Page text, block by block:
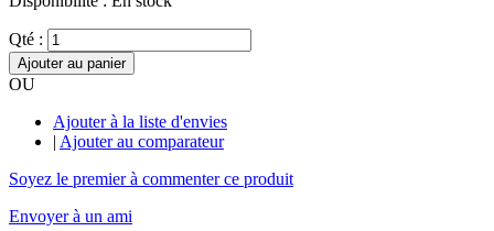
Qté :
Ajouter au panier
OU
Ajouter à la liste d'envies
| Ajouter au comparateur
Soyez le premier à commenter ce produit
Envoyer à un ami